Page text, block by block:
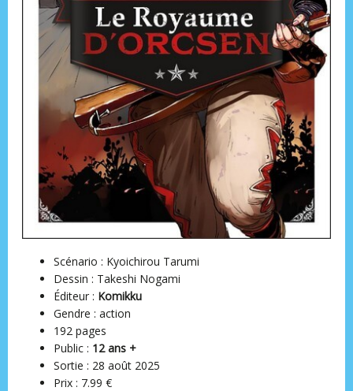
Scénario : Kyoichirou Tarumi
Dessin : Takeshi Nogami
Éditeur ‏: Komikku
Gendre : action
192 pages
Public : 12 ans +
Sortie : ‎28 août 2025
Prix : 7.99 €